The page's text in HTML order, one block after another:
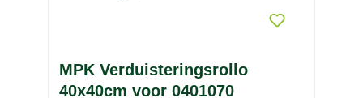
MPK Verduisteringsrollo
40x40cm voor 0401070